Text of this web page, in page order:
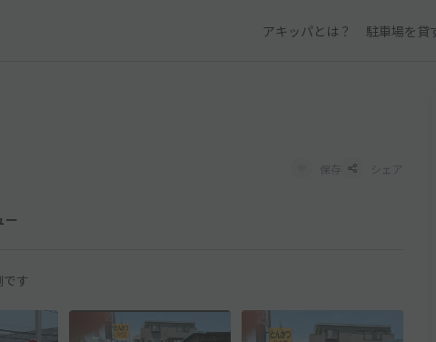
アキッパとは？ 駐車場を貸
保存 シェア
ー
す